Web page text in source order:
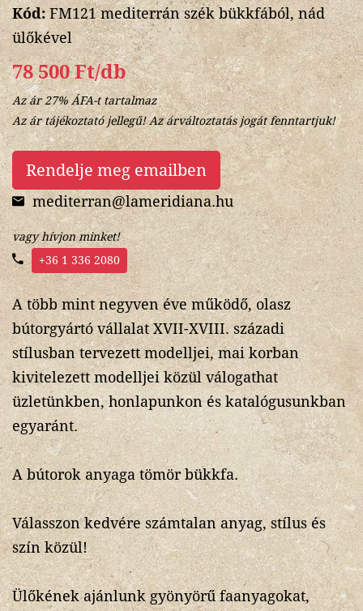
Kód:FM121 mediterrán szék bükkfából, nád
ülőkével
78 500 Ft/db
Az ár 27% ÁFA-t tartalmaz
Az ár tájékoztató jellegű! Az árváltoztatás jogát fenntartjuk!
Rendelje meg emailben
mediterran@lameridiana.hu
vagy hívjon minket!
+36 1 336 2080
A több mint negyven éve működő, olasz
bútorgyártó vállalat XVII-XVIII. századi
stílusban tervezett modelljei, mai korban
kivitelezett modelljei közül válogathat
üzletünkben, honlapunkon és katalógusunkban
egyaránt.
A bútorok anyaga tömör bükkfa.
Válasszon kedvére számtalan anyag, stílus és
szín közül!
Ülőkének ajánlunk gyönyörű faanyagokat,